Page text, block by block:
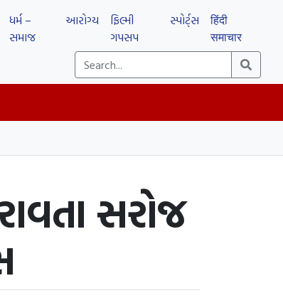
ધર્મ –
સમાજ
આરોગ્ય
ફિલ્મી
ગપસપ
સ્પોર્ટ્સ
हिंदी
समाचार
સરોજ